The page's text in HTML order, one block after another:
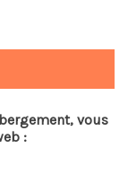
vous
: